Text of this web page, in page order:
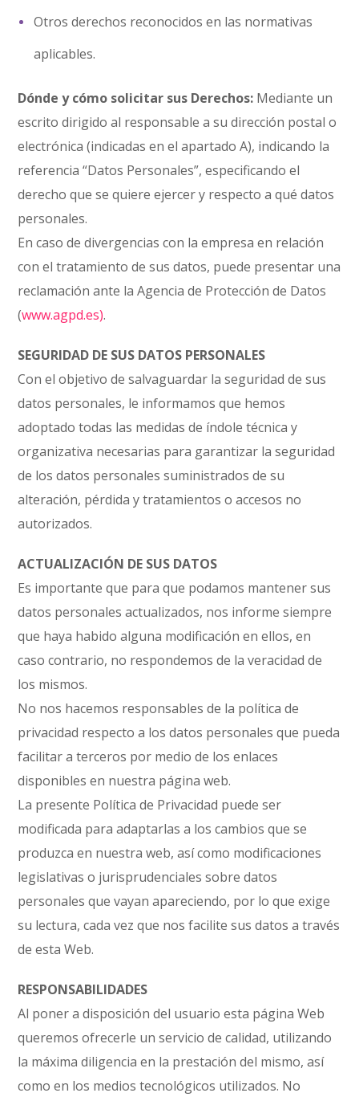
Otros derechos reconocidos en las normativas
aplicables.
Dónde y cómo solicitar sus Derechos: Mediante un
escrito dirigido al responsable a su dirección postal o
electrónica (indicadas en el apartado A), indicando la
referencia “Datos Personales”, especificando el
derecho que se quiere ejercer y respecto a qué datos
personales.
En caso de divergencias con la empresa en relación
con el tratamiento de sus datos, puede presentar una
reclamación ante la Agencia de Protección de Datos
(www.agpd.es).
SEGURIDAD DE SUS DATOS PERSONALES
Con el objetivo de salvaguardar la seguridad de sus
datos personales, le informamos que hemos
adoptado todas las medidas de índole técnica y
organizativa necesarias para garantizar la seguridad
de los datos personales suministrados de su
alteración, pérdida y tratamientos o accesos no
autorizados.
ACTUALIZACIÓN DE SUS DATOS
Es importante que para que podamos mantener sus
datos personales actualizados, nos informe siempre
que haya habido alguna modificación en ellos, en
caso contrario, no respondemos de la veracidad de
los mismos.
No nos hacemos responsables de la política de
privacidad respecto a los datos personales que pueda
facilitar a terceros por medio de los enlaces
disponibles en nuestra página web.
La presente Política de Privacidad puede ser
modificada para adaptarlas a los cambios que se
produzca en nuestra web, así como modificaciones
legislativas o jurisprudenciales sobre datos
personales que vayan apareciendo, por lo que exige
su lectura, cada vez que nos facilite sus datos a través
de esta Web.
RESPONSABILIDADES
Al poner a disposición del usuario esta página Web
queremos ofrecerle un servicio de calidad, utilizando
la máxima diligencia en la prestación del mismo, así
como en los medios tecnológicos utilizados. No